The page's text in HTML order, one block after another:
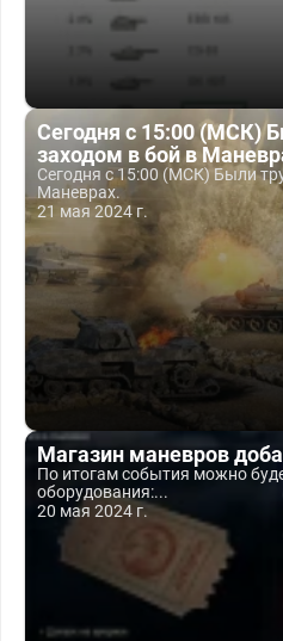
Сегодня с 15:00 (МСК)
заходом в бой в
Сегодня с 15:00 (МСК) Были
Маневрах.
21 мая 2024 г.
Магазин маневров
По итогам события можно
оборудования:...
20 мая 2024 г.